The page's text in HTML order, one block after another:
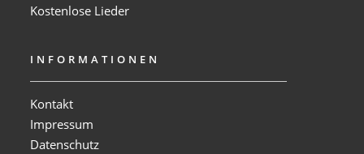
Kostenlose Lieder
INFORMATIONEN
Kontakt
Impressum
Datenschutz